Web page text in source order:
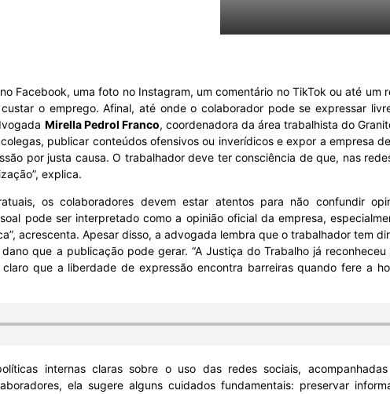
Facebook, uma foto no Instagram, um comentário no TikTok ou até um
o emprego. Afinal, até onde o colaborador pode se expressar
Mirella Pedrol Franco, coordenadora da área trabalhista do
publicar conteúdos ofensivos ou inverídicos e expor a empresa
por justa causa. O trabalhador deve ter consciência de que, nas
explica.
os colaboradores devem estar atentos para não confundir
pode ser interpretado como a opinião oficial da empresa,
acrescenta. Apesar disso, a advogada lembra que o trabalhador tem
que a publicação pode gerar. “A Justiça do Trabalho já reconheceu
que a liberdade de expressão encontra barreiras quando fere a
internas claras sobre o uso das redes sociais,
ela sugere alguns cuidados fundamentais: preservar